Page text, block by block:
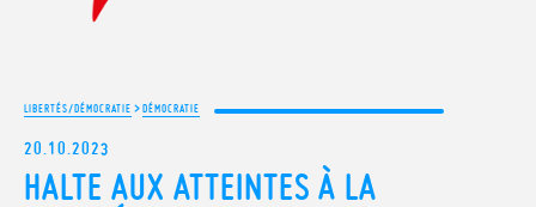
LIBERTÉS/DÉMOCRATIE >DÉMOCRATIE
20.10.2023
HALTE AUX ATTEINTES À LA